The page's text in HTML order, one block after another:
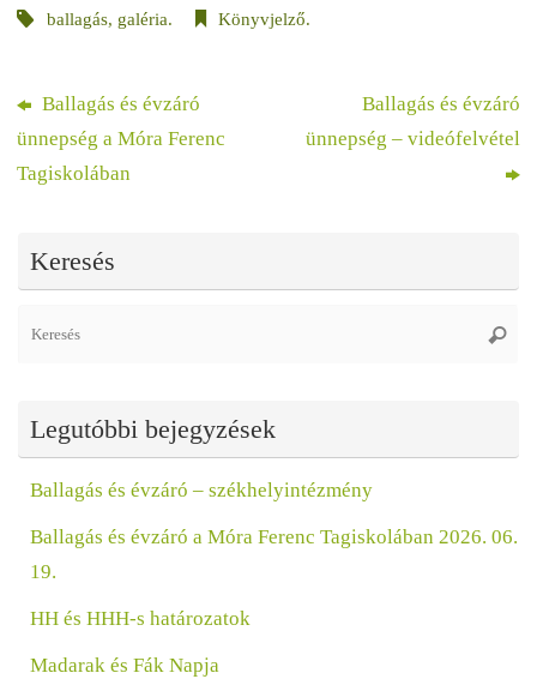
ballagás, galéria. Könyvjelző.
Ballagás és évzáró
ünnepség a Móra Ferenc
Tagiskolában
Ballagás és évzáró
ünnepség – videófelvétel
Keresés
Legutóbbi bejegyzések
Ballagás és évzáró – székhelyintézmény
Ballagás és évzáró a Móra Ferenc Tagiskolában 2026. 06.
19.
HH és HHH-s határozatok
Madarak és Fák Napja